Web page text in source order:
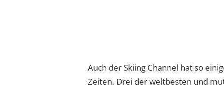
Auch der Skiing Channel hat so
Zeiten. Drei der weltbesten und